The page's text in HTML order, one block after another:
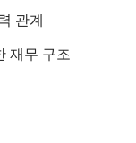
관계
재무 구조